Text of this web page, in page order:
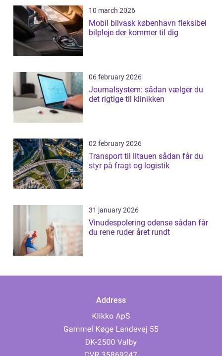
10 march 2026
Mobil bilvask københavn fleksibel
bilpleje der kommer til dig
06 february 2026
Journalsystem: sådan vælger du
det rigtige til klinikken
02 february 2026
Transport til litauen sådan får du
styr på fragt og logistik
31 january 2026
Vinudespolering odense sådan får
du rene ruder året rundt
Address